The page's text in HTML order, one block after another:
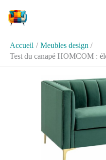
Accueil
Meubles design
Test du canapé HOMCOM :